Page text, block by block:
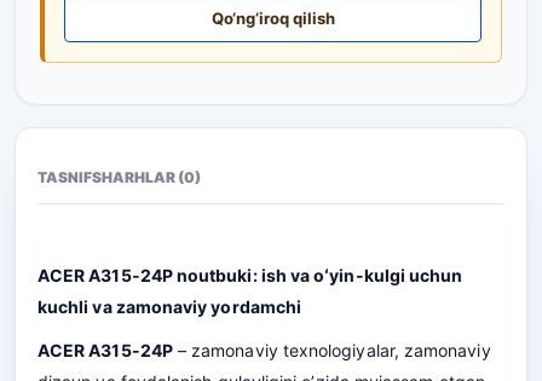
Qo‘ng‘iroq qilish
TASNIFSHARHLAR (0)
ACER A315-24P noutbuki: ish va oʻyin-kulgi uchun
kuchli va zamonaviy yordamchi
ACER A315-24P– zamonaviy texnologiyalar, zamonaviy